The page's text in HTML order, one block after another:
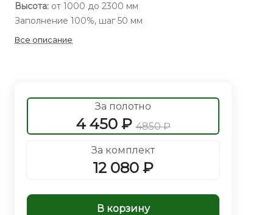
Высота: от 1000 до 2300 мм
Заполнение 100%, шаг 50 мм
Все описание
За полотно
4 450 ₽ 4850 ₽
За комплект
12 080 ₽
В корзину